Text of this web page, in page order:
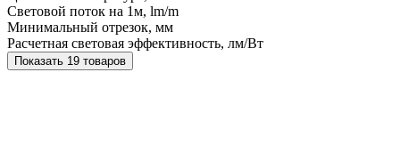
Световой поток на 1м, lm/m
Минимальный отрезок, мм
Расчетная световая эффективность, лм/Вт
Показать 19 товаров